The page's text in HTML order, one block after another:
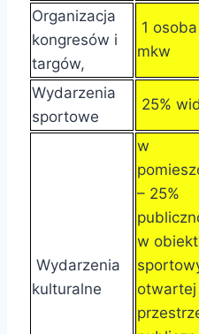
Organizacja
kongresów i
targów,
1
mkw
Wydarzenia
sportowe
25%
Wydarzenia
kulturalne
w
– 25%
w
otwartej